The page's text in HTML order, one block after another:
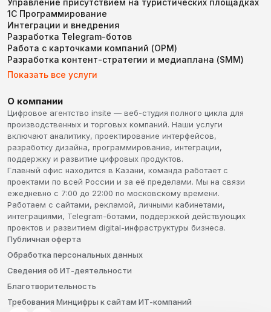
1С Программирование
Интеграции и внедрения
Разработка Telegram-ботов
Работа с карточками компаний (ОРМ)
Разработка контент-стратегии и медиаплана (SMM)
Показать все услуги
О компании
Цифровое агентство insite — веб-студия полного цикла для
производственных и торговых компаний. Наши услуги
включают аналитику, проектирование интерфейсов,
разработку дизайна, программирование, интеграции,
поддержку и развитие цифровых продуктов.
Главный офис находится в Казани, команда работает с
проектами по всей России и за её пределами. Мы на связи
ежедневно с 7:00 до 22:00 по московскому времени.
Работаем с сайтами, рекламой, личными кабинетами,
интеграциями, Telegram-ботами, поддержкой действующих
проектов и развитием digital-инфраструктуры бизнеса.
Публичная оферта
Обработка персональных данных
Сведения об ИТ-деятельности
Благотворительность
Требования Минцифры к сайтам ИТ-компаний